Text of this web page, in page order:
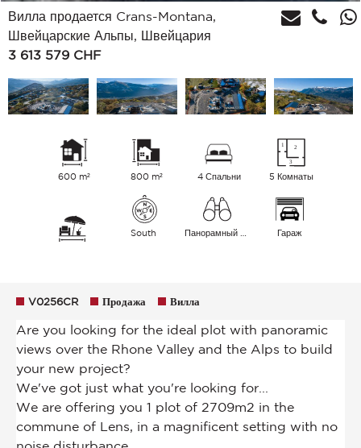
Вилла продается Crans-Montana,
Швейцарские Альпы, Швейцария
3 613 579 CHF
600 m² 800 m² 4 Спальни 5 Комнаты
South Гараж
V0256CR Продажа Вилла